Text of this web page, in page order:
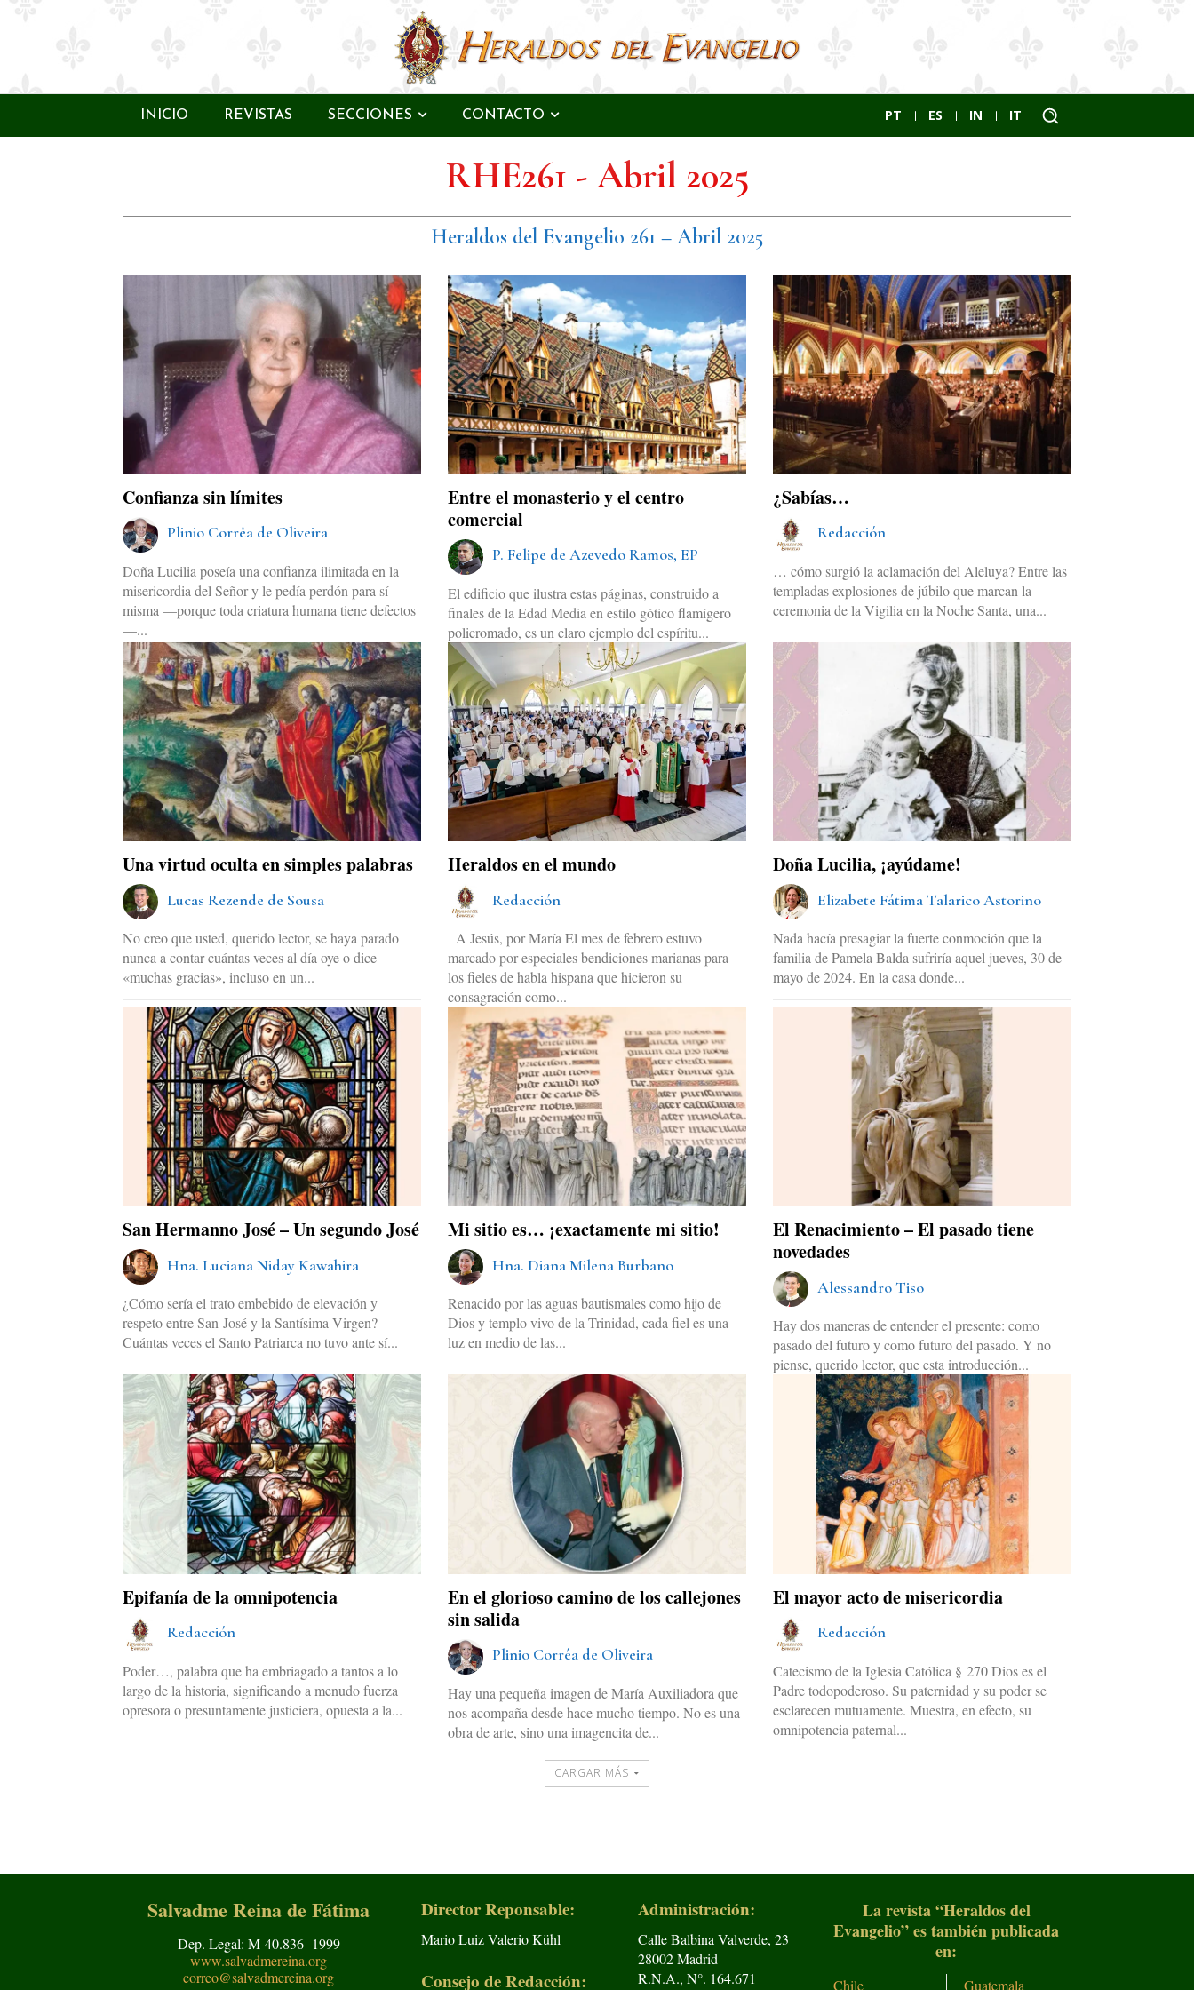
INICIO REVISTAS SECCIONES CONTACTO PT ES IN IT
RHE261 - Abril 2025
Heraldos del Evangelio 261 – Abril 2025
Confianza sin límites
Plinio Corrêa de Oliveira
Doña Lucilia poseía una confianza ilimitada en la
misericordia del Señor y le pedía perdón para sí
misma —porque toda criatura humana tiene defectos
—...
Entre el monasterio y el centro
comercial
P. Felipe de Azevedo Ramos, EP
El edificio que ilustra estas páginas, construido a
finales de la Edad Media en estilo gótico flamígero
policromado, es un claro ejemplo del espíritu...
¿Sabías…
Redacción
… cómo surgió la aclamación del Aleluya? Entre las
templadas explosiones de júbilo que marcan la
ceremonia de la Vigilia en la Noche Santa, una...
Una virtud oculta en simples palabras
Lucas Rezende de Sousa
No creo que usted, querido lector, se haya parado
nunca a contar cuántas veces al día oye o dice
«muchas gracias», incluso en un...
Heraldos en el mundo
Redacción
A Jesús, por María El mes de febrero estuvo
marcado por especiales bendiciones marianas para
los fieles de habla hispana que hicieron su
consagración como...
Doña Lucilia, ¡ayúdame!
Elizabete Fátima Talarico Astorino
Nada hacía presagiar la fuerte conmoción que la
familia de Pamela Balda sufriría aquel jueves, 30 de
mayo de 2024. En la casa donde...
San Hermanno José – Un segundo José
Hna. Luciana Niday Kawahira
¿Cómo sería el trato embebido de elevación y
respeto entre San José y la Santísima Virgen?
Cuántas veces el Santo Patriarca no tuvo ante sí...
Mi sitio es… ¡exactamente mi sitio!
Hna. Diana Milena Burbano
Renacido por las aguas bautismales como hijo de
Dios y templo vivo de la Trinidad, cada fiel es una
luz en medio de las...
El Renacimiento – El pasado tiene
novedades
Alessandro Tiso
Hay dos maneras de entender el presente: como
pasado del futuro y como futuro del pasado. Y no
piense, querido lector, que esta introducción...
Epifanía de la omnipotencia
Redacción
Poder…, palabra que ha embriagado a tantos a lo
largo de la historia, significando a menudo fuerza
opresora o presuntamente justiciera, opuesta a la...
En el glorioso camino de los callejones
sin salida
Plinio Corrêa de Oliveira
Hay una pequeña imagen de María Auxiliadora que
nos acompaña desde hace mucho tiempo. No es una
obra de arte, sino una imagencita de...
El mayor acto de misericordia
Redacción
Catecismo de la Iglesia Católica § 270 Dios es el
Padre todopoderoso. Su paternidad y su poder se
esclarecen mutuamente. Muestra, en efecto, su
omnipotencia paternal...
CARGAR MÁS
Salvadme Reina de Fátima
Dep. Legal: M-40.836- 1999
www.salvadmereina.org
correo@salvadmereina.org
Director Reponsable:
Mario Luiz Valerio Kühl
Consejo de Redacción:
Administración:
Calle Balbina Valverde, 23
28002 Madrid
R.N.A., N°. 164.671
La revista “Heraldos del
Evangelio” es también publicada
en:
Chile Guatemala